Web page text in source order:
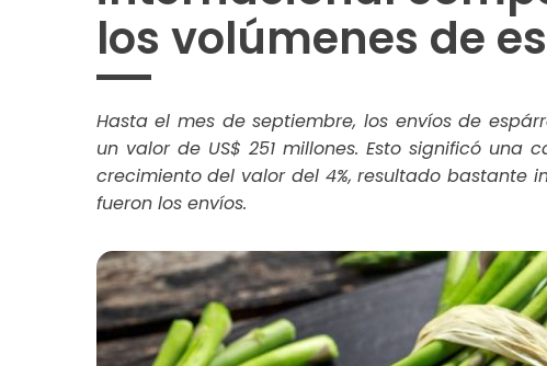
los volúmenes de
Hasta el mes de septiembre, los envíos de
un valor de US$ 251 millones. Esto significó una
crecimiento del valor del 4%, resultado bastante
fueron los envíos.